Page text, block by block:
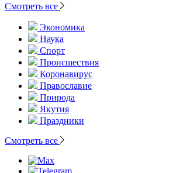
Смотреть все
Экономика
Наука
Спорт
Происшествия
Коронавирус
Православие
Природа
Якутия
Праздники
Смотреть все